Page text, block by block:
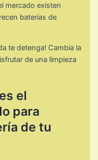
mercado existen
baterías de
te detenga! Cambia la
de una limpieza
el
para
de tu